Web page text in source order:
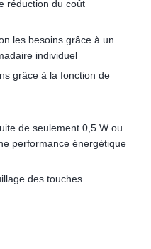
réduction du coût
les besoins grâce à un
individuel
grâce à la fonction de
de seulement 0,5 W ou
performance énergétique
des touches